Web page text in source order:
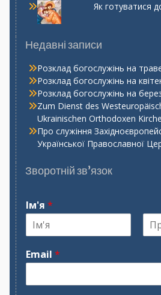
Як готуватися
Недавні записи
Розклад богослужінь на
Розклад богослужінь на
Розклад богослужінь на
Zum Dienst des
Ukrainischen Orthodoxen Kirche
Про служіння
Української Православної
Зворотній зв’язок
Ім'я *
м
'
и
Email *